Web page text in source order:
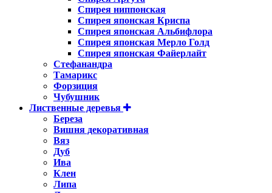
Спирея ниппонская
Спирея японская Криспа
Спирея японская Альбифлора
Спирея японская Мерло Голд
Спирея японская Файерлайт
Стефанандра
Тамарикс
Форзиция
Чубушник
Лиственные деревья
Береза
Вишня декоративная
Вяз
Дуб
Ива
Клен
Липа